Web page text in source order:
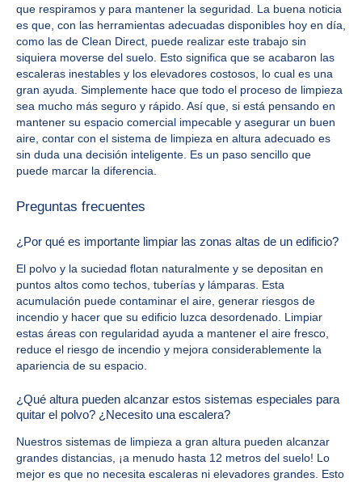
que respiramos y para mantener la seguridad. La buena noticia
es que, con las herramientas adecuadas disponibles hoy en día,
como las de Clean Direct, puede realizar este trabajo sin
siquiera moverse del suelo. Esto significa que se acabaron las
escaleras inestables y los elevadores costosos, lo cual es una
gran ayuda. Simplemente hace que todo el proceso de limpieza
sea mucho más seguro y rápido. Así que, si está pensando en
mantener su espacio comercial impecable y asegurar un buen
aire, contar con el sistema de limpieza en altura adecuado es
sin duda una decisión inteligente. Es un paso sencillo que
puede marcar la diferencia.
Preguntas frecuentes
¿Por qué es importante limpiar las zonas altas de un edificio?
El polvo y la suciedad flotan naturalmente y se depositan en
puntos altos como techos, tuberías y lámparas. Esta
acumulación puede contaminar el aire, generar riesgos de
incendio y hacer que su edificio luzca desordenado. Limpiar
estas áreas con regularidad ayuda a mantener el aire fresco,
reduce el riesgo de incendio y mejora considerablemente la
apariencia de su espacio.
¿Qué altura pueden alcanzar estos sistemas especiales para
quitar el polvo? ¿Necesito una escalera?
Nuestros sistemas de limpieza a gran altura pueden alcanzar
grandes distancias, ¡a menudo hasta 12 metros del suelo! Lo
mejor es que no necesita escaleras ni elevadores grandes. Esto